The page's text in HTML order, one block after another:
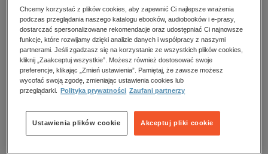
polityka, społeczno-informacyjne
psychologiczne
inne
popularno-naukowe
religie
Data wydania:
14.04.2026
Więcej informacji
Data wydania:
13.04.2026
Więcej informacji
Data wydania:
11.04.2026
Więcej informacji
Chcemy korzystać z plików cookies, aby zapewnić Ci najlepsze wrażenia
podczas przeglądania naszego katalogu ebooków, audiobooków i e-prasy,
dostarczać spersonalizowane rekomendacje oraz udostępniać Ci najnowsze
funkcje, które rozwijamy dzięki analizie danych i współpracy z naszymi
partnerami. Jeśli zgadzasz się na korzystanie ze wszystkich plików cookies,
kliknij „Zaakceptuj wszystkie”. Możesz również dostosować swoje
preferencje, klikając „Zmień ustawienia”. Pamiętaj, że zawsze możesz
wycofać swoją zgodę, zmieniając ustawienia cookies lub
przeglądarki.
Polityka prywatności Zaufani partnerzy
Akceptuj pliki cookie
Ustawienia plików cookie